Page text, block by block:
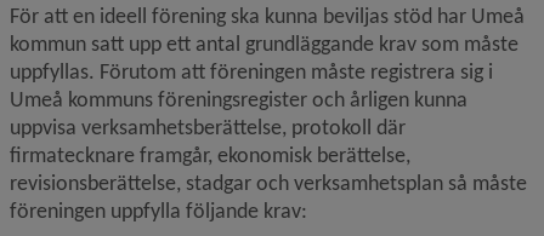
För att en ideell förening ska kunna beviljas stöd har Umeå
kommun satt upp ett antal grundläggande krav som måste
uppfyllas. Förutom att föreningen måste registrera sig i
Umeå kommuns föreningsregister och årligen kunna
uppvisa verksamhetsberättelse, protokoll där
firmatecknare framgår, ekonomisk berättelse,
revisionsberättelse, stadgar och verksamhetsplan så måste
föreningen uppfylla följande krav: